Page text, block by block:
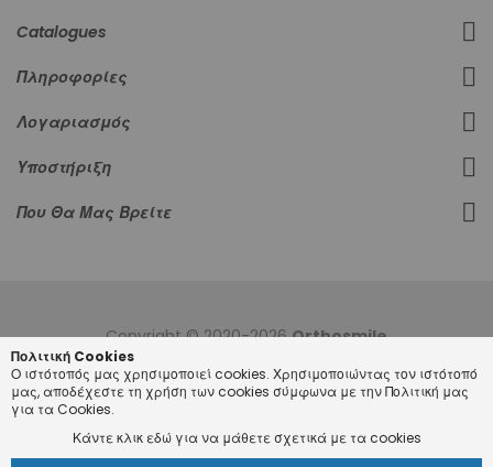
Catalogues
Πληροφορίες
Λογαριασμός
Υποστήριξη
Που Θα Μας Βρείτε
Copyright © 2020-2026Orthosmile
Πολιτική Cookies
Ο ιστότοπός μας χρησιμοποιεί cookies. Χρησιμοποιώντας τον ιστότοπό
μας, αποδέχεστε τη χρήση των cookies σύμφωνα με την Πολιτική μας
για τα Cookies.
Κάντε κλικ εδώ για να μάθετε σχετικά με τα cookies